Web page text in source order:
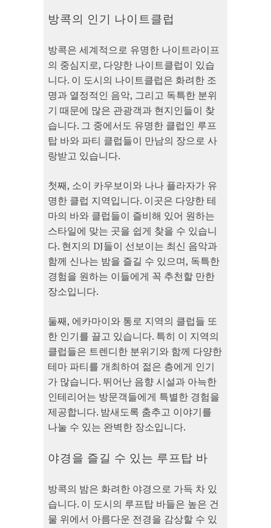
방콕의 인기 나이트클럽
방콕은 세계적으로 유명한 나이트라이프
의 중심지로, 다양한 나이트클럽이 있습
니다. 이 도시의 나이트클럽은 화려한 조
명과 열정적인 음악, 그리고 독특한 분위
기 때문에 많은 관광객과 현지인들이 찾
습니다. 그 중에서도 유명한 클럽인 루프
탑 바와 파티 클럽들이 만남의 장으로 사
랑받고 있습니다.
첫째, 소이 카우보이와 나나 플라자가 유
명한 클럽 지역입니다. 이곳은 다양한 테
마의 바와 클럽들이 즐비해 있어 원하는
스타일에 맞는 곳을 쉽게 찾을 수 있습니
다. 현지의 DJ들이 선보이는 최신 음악과
함께 신나는 밤을 즐길 수 있으며, 독특한
경험을 원하는 이들에게 꼭 추천할 만한
장소입니다.
둘째, 에카마이와 통로 지역의 클럽들 또
한 인기를 끌고 있습니다. 특히 이 지역의
클럽들은 트렌디한 분위기와 함께 다양한
테마 파티를 개최하여 젊은 층에게 인기
가 많습니다. 뛰어난 음향 시설과 아늑한
인테리어는 방문객들에게 특별한 경험을
제공합니다. 밤새도록 춤추고 이야기를
나눌 수 있는 완벽한 장소입니다.
야경을 즐길 수 있는 루프탑 바
방콕의 밤은 화려한 야경으로 가득 차 있
습니다. 이 도시의 루프탑 바들은 높은 건
물 위에서 아름다운 전경을 감상할 수 있